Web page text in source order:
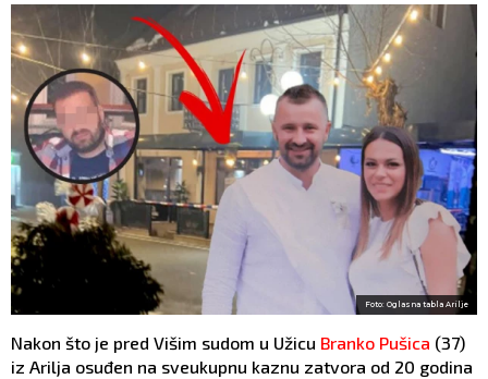
Foto: Oglasna tabla Arilje
Nakon što je pred Višim sudom u Užicu Branko Pušica (37)
iz Arilja osuđen na sveukupnu kaznu zatvora od 20 godina